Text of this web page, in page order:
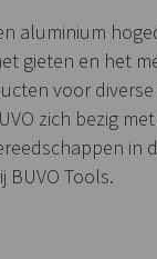
aluminium
gieten en het
voor
zich bezig
in
BUVO Tools.